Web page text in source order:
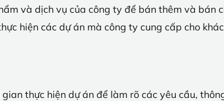
và dịch vụ của công ty để bán thêm và bán
hiện các dự án mà công ty cung cấp cho
thực hiện dự án để làm rõ các yêu cầu,